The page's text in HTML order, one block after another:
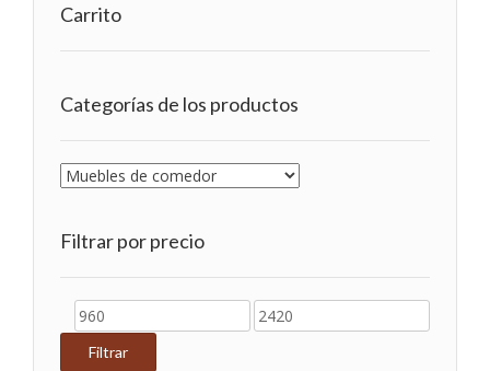
Carrito
Categorías de los productos
Filtrar por precio
Precio
mínimo
Precio
Filtrar